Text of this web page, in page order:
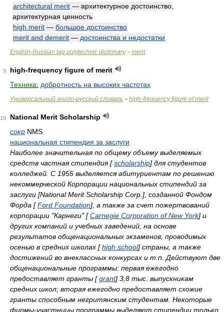
architectural merit — архитектурное достоинство,
архитектурная ценность
high merit — большое достоинство
merit and demerit — достоинства и недостатки
English-Russian big polytechnic dictionary> merit
9
high-frequency figure of merit
Техника: добротность на высоких частотах
Универсальный англо-русский словарь > high-frequency figure of merit
10
National Merit Scholarship
сокр NMS
национальная стипендия за заслуги
Наиболее значительная по общему объему выделяемых
средств частная стипендия [scholarship] для студентов
колледжей. С 1955 выделяется абитуриентам по решению
некоммерческой Корпорации национальных стипендий за
заслуги [National Merit Scholarship Corp.], созданной Фондом
Форда [Ford Foundation], а также за счет пожертвований
корпорации "Карнеги" [Carnegie Corporation of New York] и
других компаний и учебных заведений, на основе
результатов общенациональных экзаменов, проводимых
осенью в средних школах [high school] страны, а также
достижений во внеклассных конкурсах и т.п. Действуют две
общенациональные программы: первая ежегодно
предоставляет гранты [grant] 3,8 тыс. выпускникам
средних школ; вторая ежегодно предоставляет схожие
гранты способным негритянским студентам. Некоторые
фирмы-участницы программы выделяют стипендии только